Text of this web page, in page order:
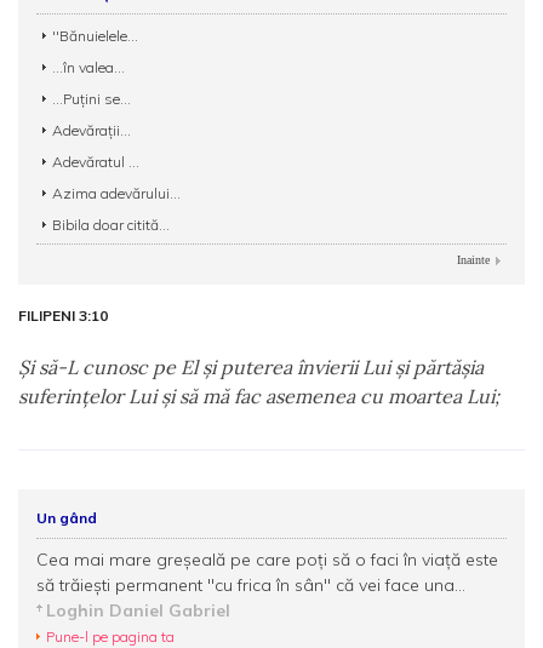
''Bănuielele...
...în valea...
...Puțini se...
Adevărații...
Adevăratul ...
Azima adevărului...
Bibila doar citită...
Inainte
FILIPENI 3:10
Şi să-L cunosc pe El şi puterea învierii Lui şi părtăşia
suferinţelor Lui şi să mă fac asemenea cu moartea Lui;
Un gând
Cea mai mare greşeală pe care poţi să o faci în viaţă este
să trăieşti permanent "cu frica în sân" că vei face una...
Loghin Daniel Gabriel
Pune-l pe pagina ta